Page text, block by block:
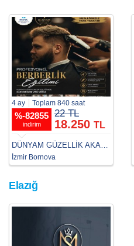
4 ay Toplam 840 saat
%-82855
indirim
22 TL
18.250 TL
DÜNYAM GÜZELLİK AKADEMİ
İzmir Bornova
Elazığ